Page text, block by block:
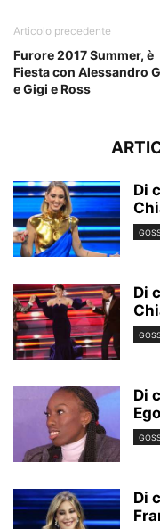
Articolo precedente
Furore 2017 Summer, è
Fiesta con Alessandro
e Gigi e Ross
Di
Di
Di
Di